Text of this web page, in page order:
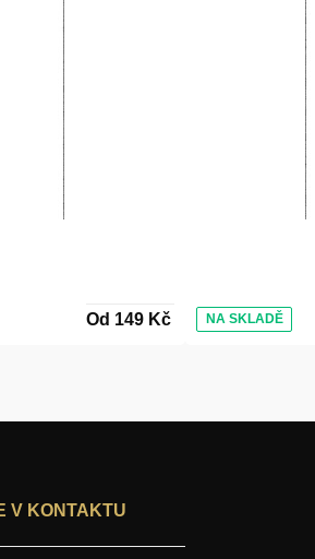
Od 149 Kč NA SKLADĚ
V KONTAKTU